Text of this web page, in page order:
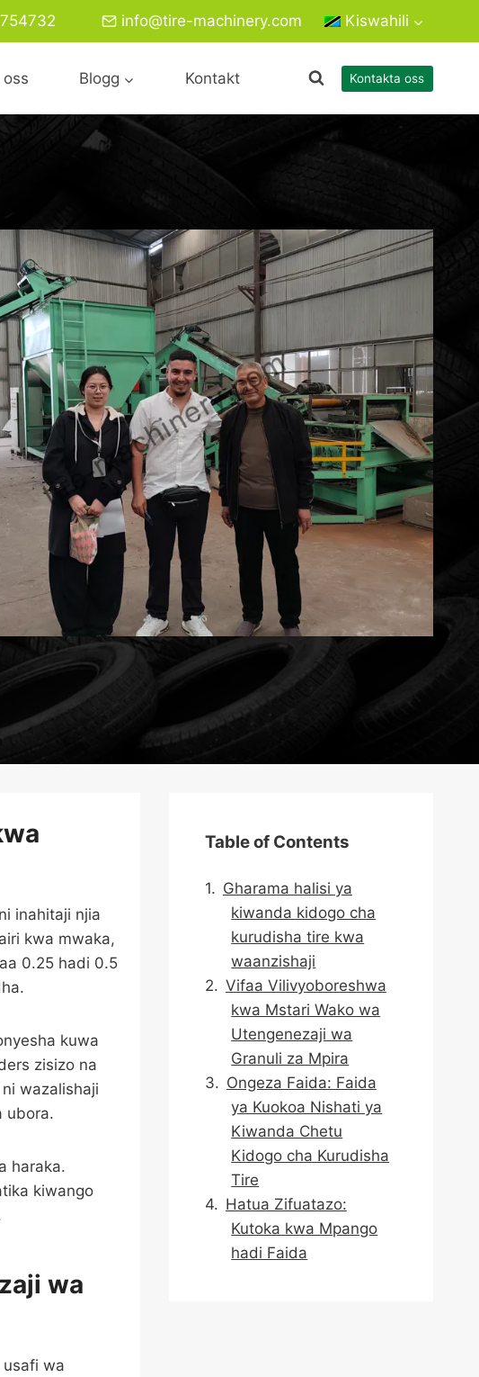
info@tire-machinery.com Kiswahili
oss Blogg Kontakt Kontakta oss
inahitaji njia
kwa mwaka,
0.25 hadi 0.5
kuwa
zisizo na
wazalishaji
ubora.
haraka.
kiwango
wa
wa
Table of Contents
Gharama halisi ya
kiwanda kidogo cha
kurudisha tire kwa
waanzishaji
Vifaa Vilivyoboreshwa
kwa Mstari Wako wa
Utengenezaji wa
Granuli za Mpira
Ongeza Faida: Faida
ya Kuokoa Nishati ya
Kiwanda Chetu
Kidogo cha Kurudisha
Tire
Hatua Zifuatazo:
Kutoka kwa Mpango
hadi Faida